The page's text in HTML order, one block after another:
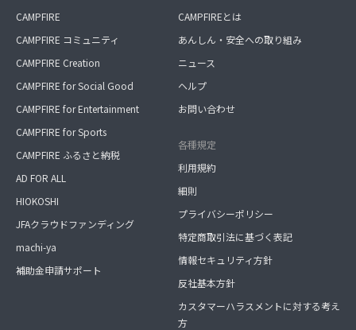
CAMPFIRE
CAMPFIRE コミュニティ
CAMPFIRE Creation
CAMPFIRE for Social Good
CAMPFIRE for Entertainment
CAMPFIRE for Sports
CAMPFIRE ふるさと納税
AD FOR ALL
HIOKOSHI
JFAクラウドファンディング
machi-ya
補助金申請サポート
CAMPFIREとは
あんしん・安全への取り組み
ニュース
ヘルプ
お問い合わせ
各種規定
利用規約
細則
プライバシーポリシー
特定商取引法に基づく表記
情報セキュリティ方針
反社基本方針
カスタマーハラスメントに対する考え
方